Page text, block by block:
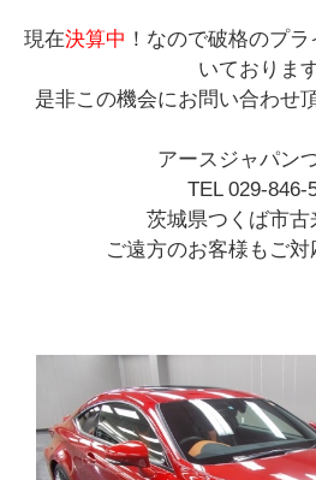
現在決算中 ！なので破格のプ
いておりま
是非この機会にお問い合わせ
アースジャパン
TEL 029-846-
茨城県つくば市古
ご遠方のお客様もご対